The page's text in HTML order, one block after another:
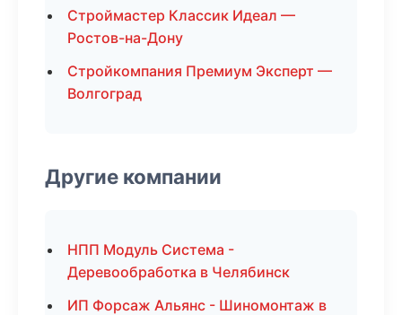
Строймастер Классик Идеал —
Ростов-на-Дону
Стройкомпания Премиум Эксперт —
Волгоград
Другие компании
НПП Модуль Система -
Деревообработка в Челябинск
ИП Форсаж Альянс - Шиномонтаж в